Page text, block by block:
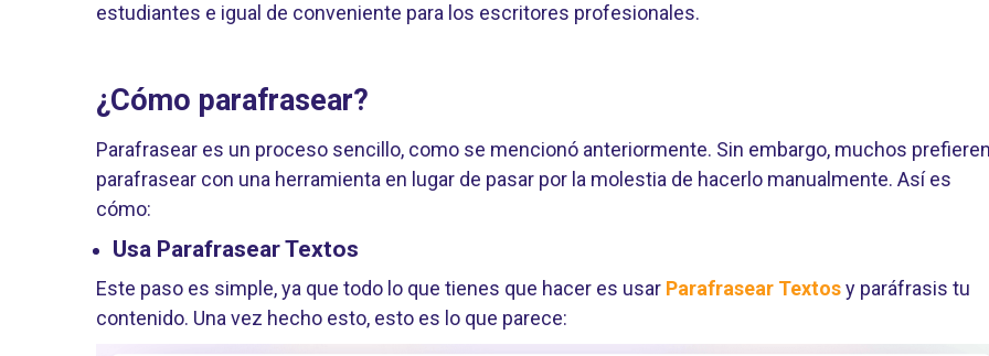
estudiantes e igual de conveniente para los escritores profesionales.
¿Cómo parafrasear?
Parafrasear es un proceso sencillo, como se mencionó anteriormente. Sin embargo, muchos
parafrasear con una herramienta en lugar de pasar por la molestia de hacerlo manualmente. Así es
cómo:
Usa Parafrasear Textos
Este paso es simple, ya que todo lo que tienes que hacer es usar Parafrasear Textosy paráfrasis tu
contenido. Una vez hecho esto, esto es lo que parece: